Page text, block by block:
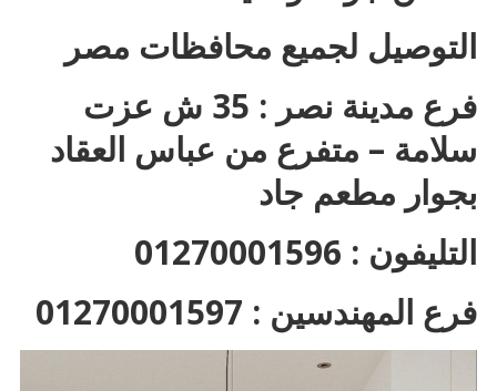
التوصيل لجميع محافظات مصر
فرع مدينة نصر : 35 ش عزت
سلامة – متفرع من عباس العقاد
بجوار مطعم جاد
التليفون : 01270001596
فرع المهندسين : 01270001597